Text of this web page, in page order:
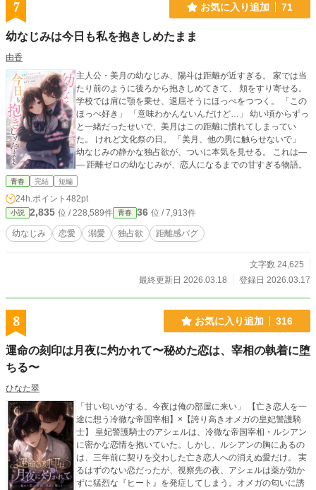
7 お気に入り追加 71
幼なじみは今日も私を抱きしめたまま
由香
主人公・美月の幼なじみ、陽斗は距離が近すぎる。 家では当
たり前のように後ろから抱きしめてきて、 頬をすり寄せる。
学校では肩に顎を乗せ、退屈そうにほっぺをつつく。 「この
ほっぺ好き」 「意味わかんないんだけど…」 幼い頃からずっ
と一緒だったせいで、美月はこの距離に慣れてしまってい
た。 けれど文化祭の日。 「美月、他の男に触らせないで」
幼なじみの静かな独占欲が、ついに本気を見せる。 これは―
― 距離ゼロの幼なじみが、恋人になるまでの甘すぎる物語。
青春 完結 短編
24h.ポイント 482pt
小説 2,835 位 / 228,589件 青春 36 位 / 7,913件
幼なじみ 恋愛 溺愛 独占欲 距離感バグ
文字数 24,625
最終更新日 2026.03.18
登録日 2026.03.17
8 お気に入り追加 316
運命の刻印は月夜に灼かれて〜秘めた恋は、宰相の執着に堕
ちる〜
ひなた翠
「甘い匂いがする。今夜は俺の部屋に来い」 【亡き恋人を一
途に想う冷徹な帝国宰相】×【誇り高きオメガの皇妃警護騎
士】 皇妃警護騎士のアシェルは、冷徹な帝国宰相・ルシアン
に密かな恋情を抱いていた。しかし、ルシアンの胸にあるの
は、三年前に契りを交わした亡き恋人への消えぬ愛だけ。 実
るはずのない恋だったが、視察先の夜、アシェルは薬が効か
ずに猛烈な『ヒート』を発症してしまう。オメガの匂いに誘